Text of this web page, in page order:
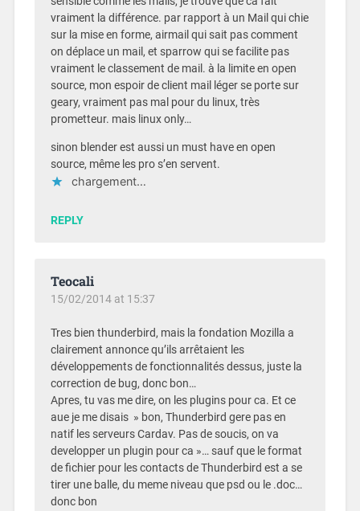
vraiment la différence. par rapport à un Mail qui chie
sur la mise en forme, airmail qui sait pas comment
on déplace un mail, et sparrow qui se facilite pas
vraiment le classement de mail. à la limite en open
source, mon espoir de client mail léger se porte sur
geary, vraiment pas mal pour du linux, très
prometteur. mais linux only…
sinon blender est aussi un must have en open
source, même les pro s’en servent.
chargement…
REPLY
Teocali
15/02/2014 at 15:37
Tres bien thunderbird, mais la fondation Mozilla a
clairement annonce qu’ils arrêtaient les
développements de fonctionnalités dessus, juste la
correction de bug, donc bon…
Apres, tu vas me dire, on les plugins pour ca. Et ce
aue je me disais » bon, Thunderbird gere pas en
natif les serveurs Cardav. Pas de soucis, on va
developper un plugin pour ca »… sauf que le format
de fichier pour les contacts de Thunderbird est a se
tirer une balle, du meme niveau que psd ou le .doc…
donc bon